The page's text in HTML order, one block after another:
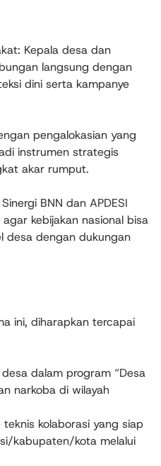
Kepala desa dan
langsung dengan
dini serta kampanye
pengalokasian yang
instrumen strategis
akar rumput.
BNN dan APDESI
kebijakan nasional bisa
desa dengan dukungan
ini, diharapkan tercapai
dalam program “Desa
narkoba di wilayah
kolaborasi yang siap
kabupaten/kota melalui